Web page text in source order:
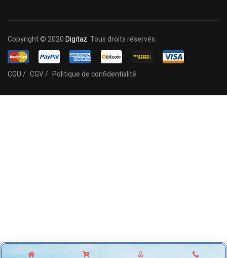
Copyright © 2020Digitaz. Tous droits réservés.
CGU / CGV / Politique de confidentialité